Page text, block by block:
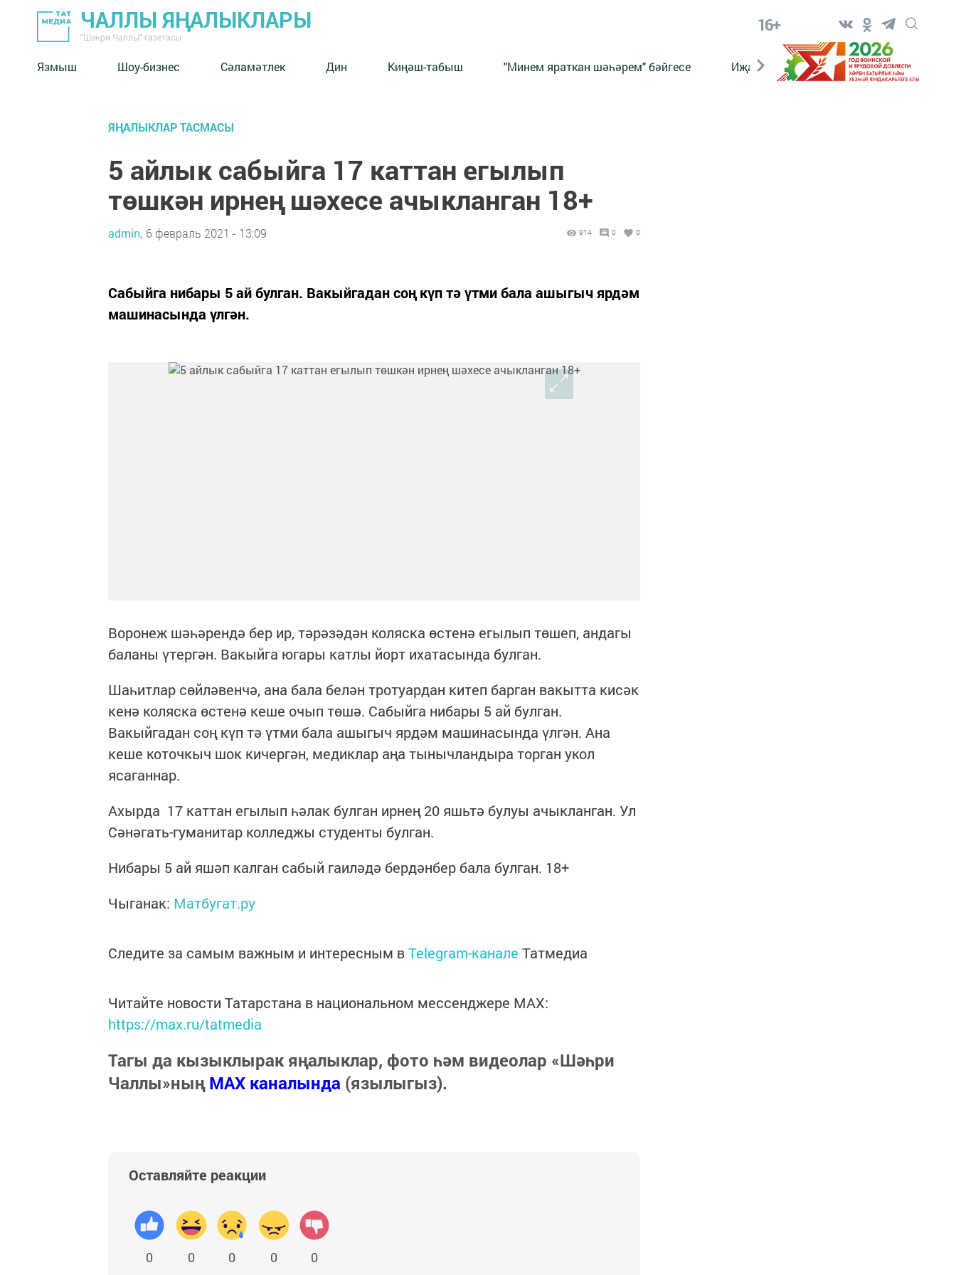
ЧАЛЛЫ ЯҢАЛЫКЛАРЫ
"Шәһри Чаллы" газетасы
16+
Язмыш Шоу-бизнес Сәламәтлек Дин Киңәш-табыш "Минем яраткан шәһәрем" бәйгесе Иҗат Реклама Онлайн
ЯҢАЛЫКЛАР ТАСМАСЫ
5 айлык сабыйга 17 каттан егылып
төшкән ирнең шәхесе ачыкланган 18+
admin, 6 февраль 2021 - 13:09 914 0 0
Сабыйга нибары 5 ай булган. Вакыйгадан соң күп тә үтми бала ашыгыч ярдәм
машинасында үлгән.
Воронеж шәһәрендә бер ир, тәрәзәдән коляска өстенә егылып төшеп, андагы
баланы үтергән. Вакыйга югары катлы йорт ихатасында булган.
Шаһитлар сөйләвенчә, ана бала белән тротуардан китеп барган вакытта кисәк
кенә коляска өстенә кеше очып төшә. Сабыйга нибары 5 ай булган.
Вакыйгадан соң күп тә үтми бала ашыгыч ярдәм машинасында үлгән. Ана
кеше коточкыч шок кичергән, медиклар аңа тынычландыра торган укол
ясаганнар.
Ахырда 17 каттан егылып һәлак булган ирнең 20 яшьтә булуы ачыкланган. Ул
Сәнәгать-гуманитар колледжы студенты булган.
Нибары 5 ай яшәп калган сабый гаиләдә бердәнбер бала булган. 18+
Чыганак: Матбугат.ру
Следите за самым важным и интересным вTelegram-канале Татмедиа
Читайте новости Татарстана в национальном мессенджере MАХ:
https://max.ru/tatmedia
Тагы да кызыклырак яңалыклар, фото һәм видеолар «Шәһри
Чаллы»ныңMAX каналында (язылыгыз).
Оставляйте реакции
0 0 0 0 0